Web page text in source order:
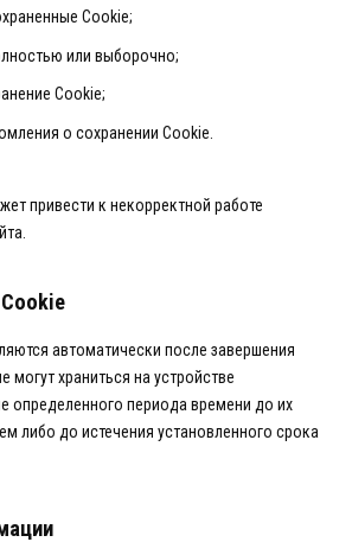
Cookie;
или выборочно;
Cookie;
о сохранении Cookie.
привести к некорректной работе
автоматически после завершения
могут храниться на устройстве
определенного периода времени до их
либо до истечения установленного срока